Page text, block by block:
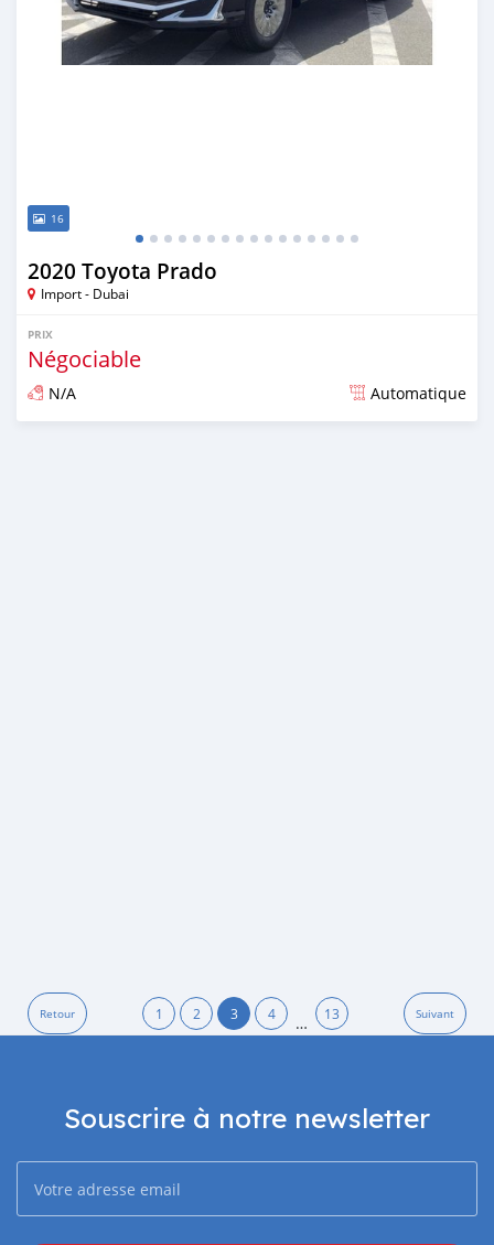
16
2020 Toyota Prado
Import - Dubai
PRIX
Négociable
N/A Automatique
Retour 1 2 3 4 … 13 Suivant
Souscrire à notre newsletter